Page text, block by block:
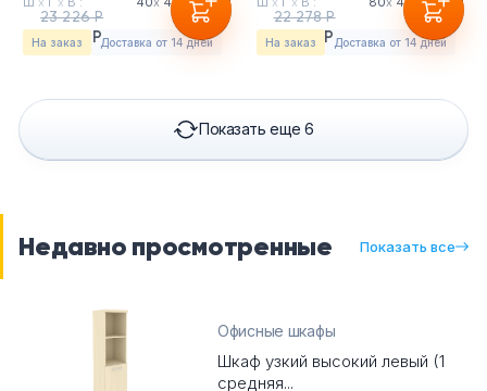
21 600 Р
23 226 Р
На заказ Доставка от 14 дней 20 719 Р
22 278 Р
На заказ Доставка от 14 дней
Показать еще 6
Недавно просмотренные Показать все
Офисные шкафы
Шкаф узкий высокий левый (1
средняя...